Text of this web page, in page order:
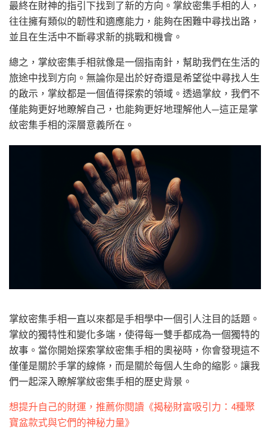
最終在財神的指引下找到了新的方向。掌紋密集手相的人，
往往擁有類似的韌性和適應能力，能夠在困難中尋找出路，
並且在生活中不斷尋求新的挑戰和機會。
總之，掌紋密集手相就像是一個指南針，幫助我們在生活的
旅途中找到方向。無論你是出於好奇還是希望從中尋找人生
的啟示，掌紋都是一個值得探索的領域。透過掌紋，我們不
僅能夠更好地瞭解自己，也能夠更好地理解他人—這正是掌
紋密集手相的深層意義所在。
掌紋密集手相一直以來都是手相學中一個引人注目的話題。
掌紋的獨特性和變化多端，使得每一雙手都成為一個獨特的
故事。當你開始探索掌紋密集手相的奧祕時，你會發現這不
僅僅是關於手掌的線條，而是關於每個人生命的縮影。讓我
們一起深入瞭解掌紋密集手相的歷史背景。
想提升自己的財運，推薦你閱讀《揭秘財富吸引力：4種聚
寶盆款式與它們的神秘力量》